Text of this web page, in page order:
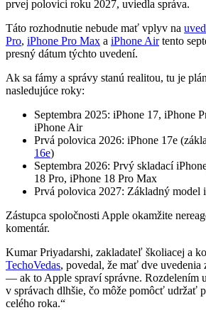
prvej polovici roku 2027, uviedla správa.
Táto rozhodnutie nebude mať vplyv na
Pro, iPhone Pro Max a iPhone Airtento
presný dátum týchto uvedení.
Ak sa fámy a správy stanú realitou, tu je
nasledujúce roky:
Septembra 2025: iPhone 17, iPhone
iPhone Air
Prvá polovica 2026: iPhone 17e
16e)
Septembra 2026: Prvý skladací
18 Pro, iPhone 18 Pro Max
Prvá polovica 2027: Základný model
Zástupca spoločnosti Apple okamžite
komentár.
Kumar Priyadarshi, zakladateľ školiacej a
TechoVedas, povedal, že mať dve
— ak to Apple spraví správne. Rozdelením
v správach dlhšie, čo môže pomôcť udržať
celého roka.“